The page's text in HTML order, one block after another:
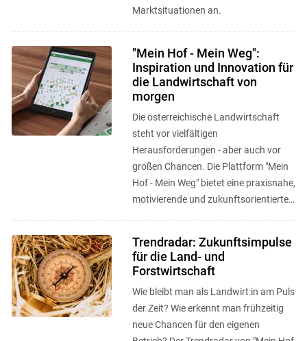
Marktsituationen an.
"Mein Hof - Mein Weg":
Inspiration und Innovation für
die Landwirtschaft von
morgen
Die österreichische Landwirtschaft
steht vor vielfältigen
Herausforderungen - aber auch vor
großen Chancen. Die Plattform "Mein
Hof - Mein Weg" bietet eine praxisnahe,
motivierende und zukunftsorientierte
Trendradar: Zukunftsimpulse
für die Land- und
Forstwirtschaft
Wie bleibt man als Landwirt:in am Puls
der Zeit? Wie erkennt man frühzeitig
neue Chancen für den eigenen